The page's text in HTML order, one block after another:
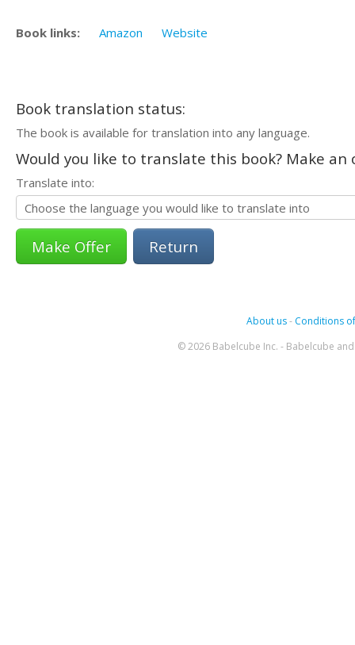
Book links: Amazon Website
Book translation status:
The book is available for translation into any language.
Would you like to translate this book? Make
Translate into:
Return
About us- Conditions
© 2026 Babelcube Inc. - Babelcube